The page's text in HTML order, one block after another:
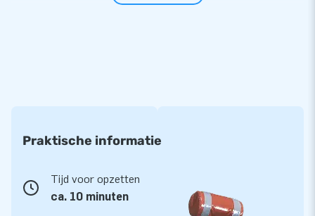
andere schuimmachines heeft deze JB Bubbles generator
kinderen veilig en vrij kunnen spelen met de producten. Wij
adviseren bij gebruik van dit product een zachte en stroeve
ondergrond zoals gras of strandzand.
Praktische informatie
Tijd voor opzetten
ca. 10 minuten